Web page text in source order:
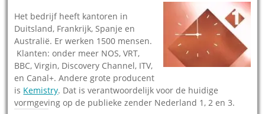
Het bedrijf heeft kantoren in
Duitsland, Frankrijk, Spanje en
Australië. Er werken 1500 mensen.
Klanten: onder meer NOS, VRT,
BBC, Virgin, Discovery Channel, ITV,
en Canal+. Andere grote producent
is Kemistry. Dat is verantwoordelijk voor de huidige
vormgeving op de publieke zender Nederland 1, 2 en 3.